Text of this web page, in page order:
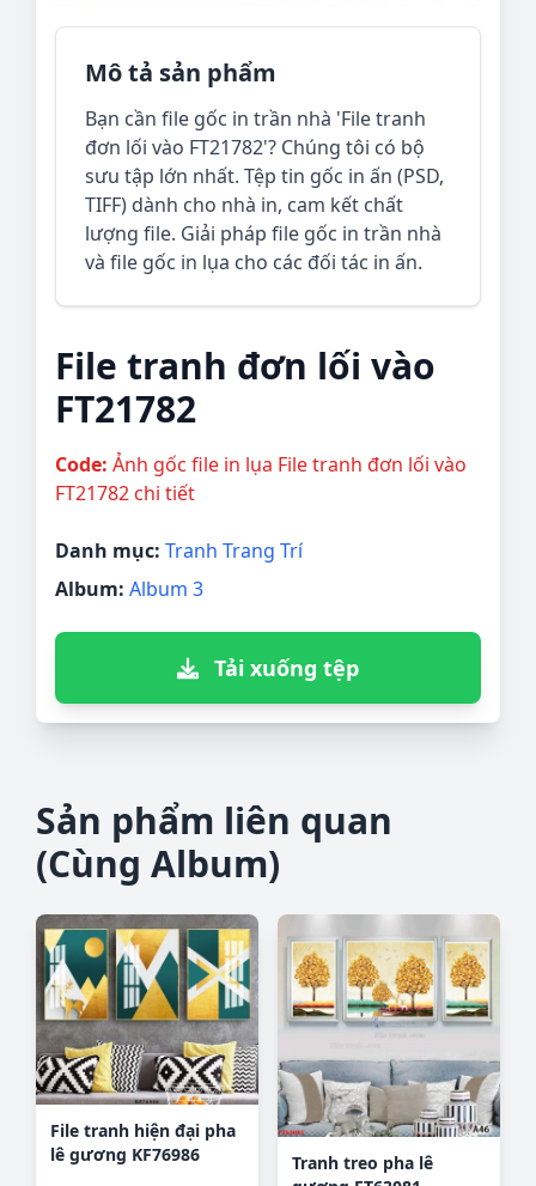
Mô tả sản phẩm
Bạn cần file gốc in trần nhà 'File tranh
đơn lối vào FT21782'? Chúng tôi có bộ
sưu tập lớn nhất. Tệp tin gốc in ấn (PSD,
TIFF) dành cho nhà in, cam kết chất
lượng file. Giải pháp file gốc in trần nhà
và file gốc in lụa cho các đối tác in ấn.
File tranh đơn lối vào
FT21782
Code: Ảnh gốc file in lụa File tranh đơn lối vào
FT21782 chi tiết
Danh mục: Tranh Trang Trí
Album: Album 3
Tải xuống tệp
Sản phẩm liên quan
(Cùng Album)
File tranh hiện đại pha
lê gương KF76986
Tranh treo pha lê